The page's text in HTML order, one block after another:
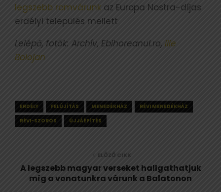
legszebb romvárunk az Europa Nostra-díjas
erdélyi település mellett
Lelépő, fotók: Archív, Ebihoreanul.ro, Ilie
Bolojan
ERDÉLY FELÚJÍTÁS MENEDÉKHÁZ
RÉVI MENEDÉKHÁZ
RÉVI-SZOROS
ÚJJÁÉPÍTÉS
ELŐZŐ CIKK
A legszebb magyar verseket hallgathatjuk
míg a vonatunkra várunk a Balatonon